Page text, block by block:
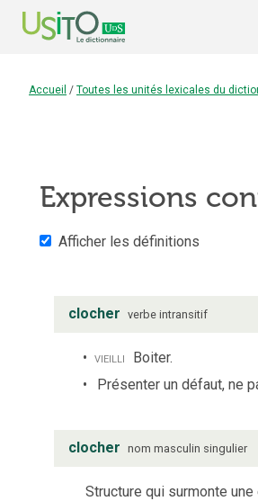
Accueil / Toutes les unités lexicales du
Expressions
Afficher les définitions
clocher verbe intransitif
vieilli Boiter.
Présenter un défaut, ne
clocher nom masculin singulier
Structure qui surmonte